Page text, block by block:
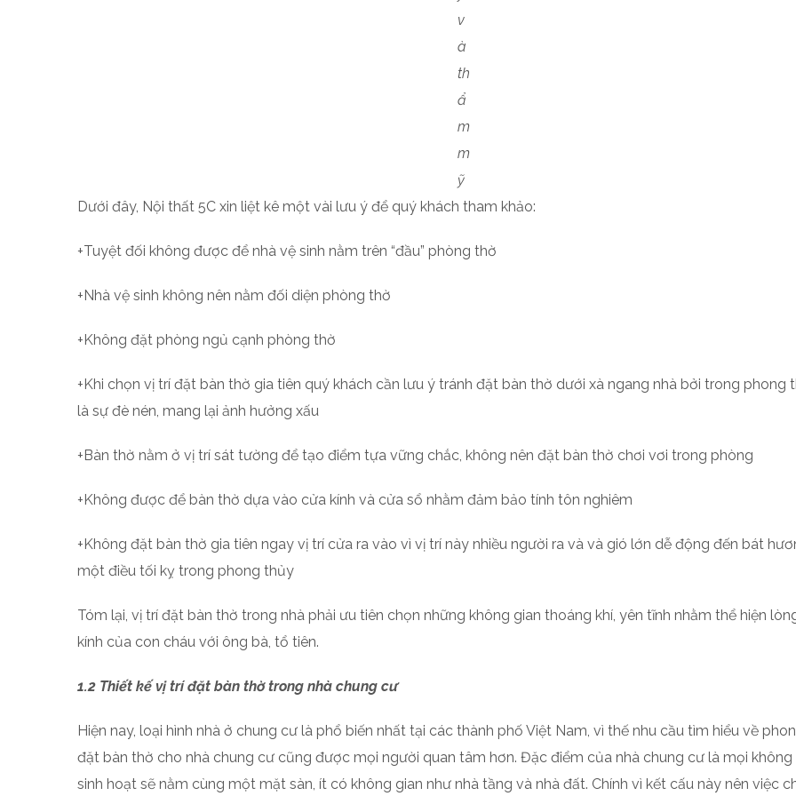
v
à
th
ẩ
m
m
ỹ
Dưới đây, Nội thất 5C xin liệt kê một vài lưu ý để quý khách tham khảo:
+Tuyệt đối không được để nhà vệ sinh nằm trên “đầu” phòng thờ
+Nhà vệ sinh không nên nằm đối diện phòng thờ
+Không đặt phòng ngủ cạnh phòng thờ
+Khi chọn vị trí đặt bàn thờ gia tiên quý khách cần lưu ý tránh đặt bàn thờ dưới xà ngang nhà bởi trong phong
là sự đè nén, mang lại ảnh hưởng xấu
+Bàn thờ nằm ở vị trí sát tường để tạo điểm tựa vững chắc, không nên đặt bàn thờ chơi vơi trong phòng
+Không được để bàn thờ dựa vào cửa kính và cửa sổ nhằm đảm bảo tính tôn nghiêm
+Không đặt bàn thờ gia tiên ngay vị trí cửa ra vào vì vị trí này nhiều người ra và và gió lớn dễ động đến bát
một điều tối kỵ trong phong thủy
Tóm lại, vị trí đặt bàn thờ trong nhà phải ưu tiên chọn những không gian thoáng khí, yên tĩnh nhằm thể hiện
kính của con cháu với ông bà, tổ tiên.
1.2 Thiết kế vị trí đặt bàn thờ trong nhà chung cư
Hiện nay, loại hình nhà ở chung cư là phổ biến nhất tại các thành phố Việt Nam, vì thế nhu cầu tìm hiểu về
đặt bàn thờ cho nhà chung cư cũng được mọi người quan tâm hơn. Đặc điểm của nhà chung cư là mọi không
sinh hoạt sẽ nằm cùng một mặt sàn, ít có không gian như nhà tầng và nhà đất. Chính vì kết cấu này nên việc